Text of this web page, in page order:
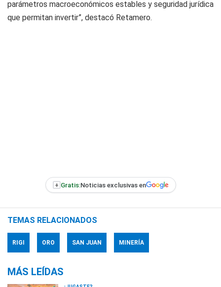
parámetros macroeconómicos estables y seguridad jurídica
que permitan invertir”, destacó Retamero.
+ Gratis:Noticias exclusivas en
TEMAS RELACIONADOS
RIGI ORO SAN JUAN MINERÍA
MÁS LEÍDAS